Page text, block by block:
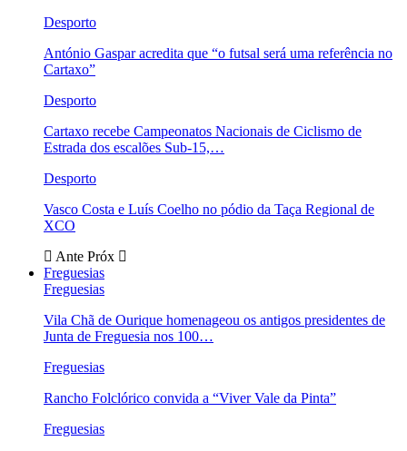
Desporto
António Gaspar acredita que “o futsal será uma referência no
Cartaxo”
Desporto
Cartaxo recebe Campeonatos Nacionais de Ciclismo de
Estrada dos escalões Sub-15,…
Desporto
Vasco Costa e Luís Coelho no pódio da Taça Regional de
XCO
Ante Próx
Freguesias
Freguesias
Vila Chã de Ourique homenageou os antigos presidentes de
Junta de Freguesia nos 100…
Freguesias
Rancho Folclórico convida a “Viver Vale da Pinta”
Freguesias